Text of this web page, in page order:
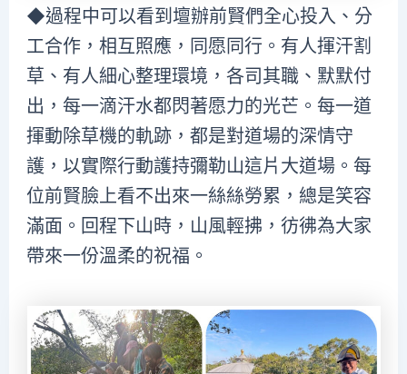
◆過程中可以看到壇辦前賢們全心投入、分
工合作，相互照應，同愿同行。有人揮汗割
草、有人細心整理環境，各司其職、默默付
出，每一滴汗水都閃著愿力的光芒。每一道
揮動除草機的軌跡，都是對道場的深情守
護，以實際行動護持彌勒山這片大道場。每
位前賢臉上看不出來一絲絲勞累，總是笑容
滿面。回程下山時，山風輕拂，彷彿為大家
帶來一份溫柔的祝福。